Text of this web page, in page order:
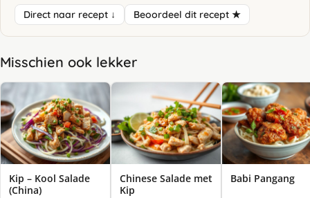
Direct naar recept ↓ Beoordeel dit recept ★
Misschien ook lekker
Kip – Kool Salade
(China)
Chinese Salade met
Kip
Babi Pangang